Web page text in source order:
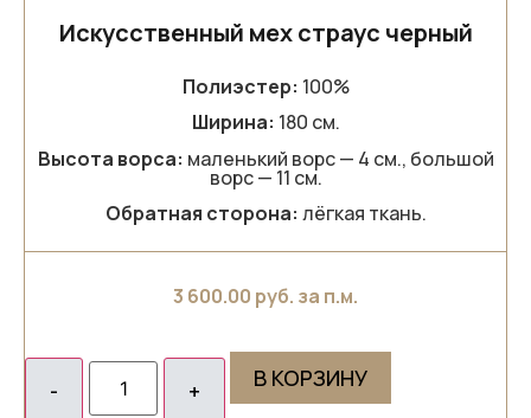
Искусственный мех страус черный
Полиэстер: 100%
Ширина: 180 см.
Высота ворса: маленький ворс — 4 см., большой
ворс — 11 см.
Обратная сторона: лёгкая ткань.
3 600.00 руб. за п.м.
В КОРЗИНУ